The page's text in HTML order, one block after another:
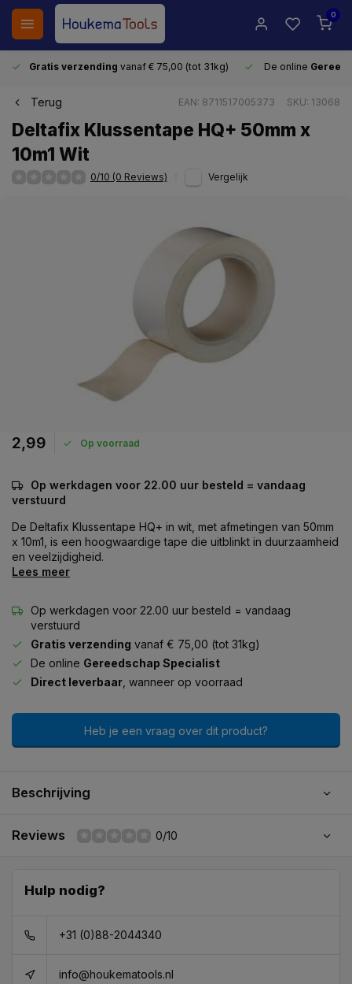
0
Gratis verzending vanaf € 75,00 (tot 31kg) De online
Terug EAN: 8711517005373 SKU: 13068
Deltafix Klussentape HQ+ 50mm x
10m1 Wit
0/10 (0 Reviews) Vergelijk
2,99 Op voorraad
Op werkdagen voor 22.00 uur besteld = vandaag
verstuurd
De Deltafix Klussentape HQ+ in wit, met afmetingen van 50mm
x 10m1, is een hoogwaardige tape die uitblinkt in duurzaamheid
en veelzijdigheid.
Lees meer
Op werkdagen voor 22.00 uur besteld = vandaag
verstuurd
Gratis verzending vanaf € 75,00 (tot 31kg)
De online Gereedschap Specialist
Direct leverbaar , wanneer op voorraad
Heb je een vraag over dit product?
Beschrijving
Reviews 0/10
Hulp nodig?
+31 (0)88-2044340
info@houkematools.nl